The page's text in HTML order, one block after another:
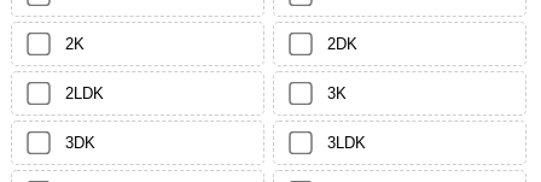
2K 2DK
2LDK 3K
3DK 3LDK